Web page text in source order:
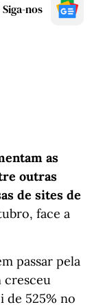
Siga-nos
as
outras
de sites de
face a
passar pela
cresceu
de 525% no